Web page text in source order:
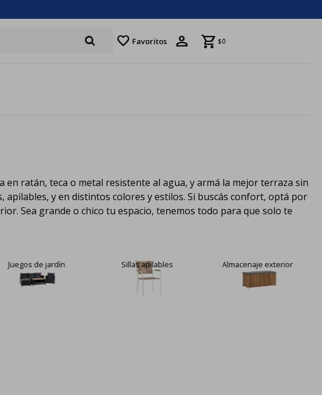
favorite Favoritos $0
ratán, teca o metal resistente al agua, y armá la mejor terraza sin
y en distintos colores y estilos. Si buscás confort, optá por
Sea grande o chico tu espacio, tenemos todo para que solo te
Juegos de jardín Sillas apilables Almacenaje exterior